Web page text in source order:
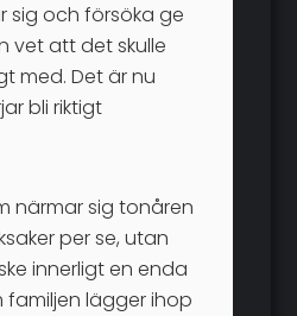
sig och försöka ge
vet att det skulle
med. Det är nu
bli riktigt
närmar sig tonåren
per se, utan
innerligt en enda
familjen lägger ihop